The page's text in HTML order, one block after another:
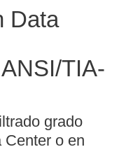
Data
TIA-
grado
Center o en